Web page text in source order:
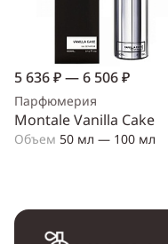
5 636 ₽ — 6 506 ₽
Парфюмерия
Montale Vanilla Cake
Объем 50 мл — 100 мл